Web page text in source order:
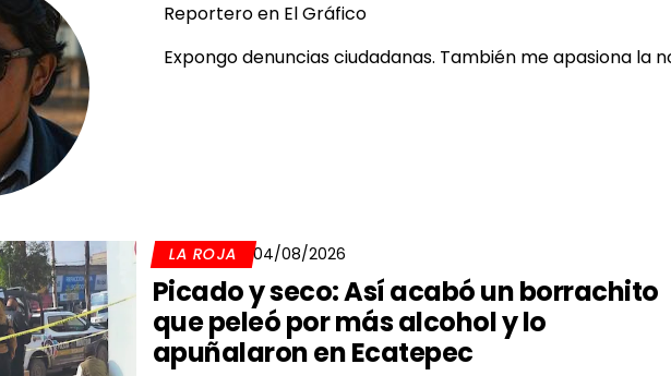
Reportero en El Gráfico
Expongo denuncias ciudadanas. También me apasiona la
LA ROJA 04/08/2026
Picado y seco: Así acabó un borrachito
que peleó por más alcohol y lo
apuñalaron en Ecatepec